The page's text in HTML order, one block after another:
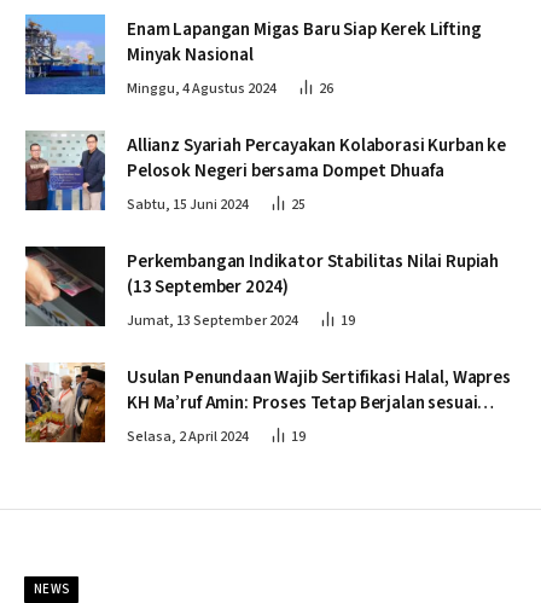
Enam Lapangan Migas Baru Siap Kerek Lifting
Minyak Nasional
Minggu, 4 Agustus 2024 26
Allianz Syariah Percayakan Kolaborasi Kurban ke
Pelosok Negeri bersama Dompet Dhuafa
Sabtu, 15 Juni 2024 25
Perkembangan Indikator Stabilitas Nilai Rupiah
(13 September 2024)
Jumat, 13 September 2024 19
Usulan Penundaan Wajib Sertifikasi Halal, Wapres
KH Ma’ruf Amin: Proses Tetap Berjalan sesuai
Penahapan
Selasa, 2 April 2024 19
NEWS